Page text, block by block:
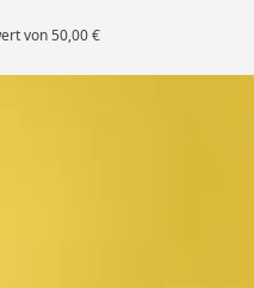
von 50,00 €